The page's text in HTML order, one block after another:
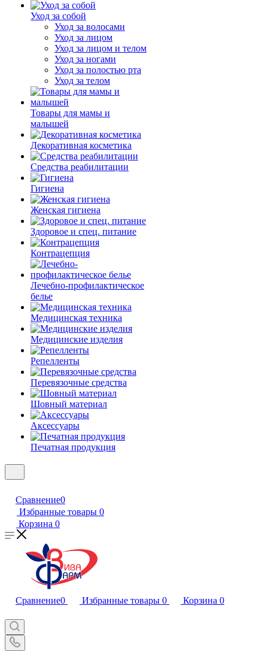
Уход за собой
Уход за волосами
Уход за лицом
Уход за лицом и телом
Уход за ногами
Уход за полостью рта
Уход за телом
Товары для мамы и
малышей
Декоративная косметика
Средства реабилитации
Гигиена
Женская гигиена
Здоровое и спец. питание
Контрацепция
Лечебно-профилактическое
белье
Медицинская техника
Медицинские изделия
Репелленты
Перевязочные средства
Шовный материал
Аксессуары
Печатная продукция
Сравнение0
Избранные товары 0
Корзина 0
Сравнение0 Избранные товары 0 Корзина 0